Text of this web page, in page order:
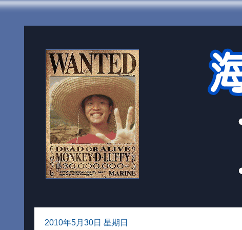
2010年5月30日 星期日